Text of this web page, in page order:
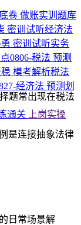
卷 做账实训题库
密训试听经济法
密训试听实务
0806-税法 预测
模考解析税法
经济法 预测划
通关
上岗实操
题常出现在税法
是连接抽象法律
日常场景解